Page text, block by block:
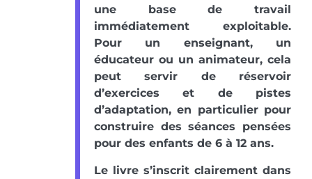
une base de travail
immédiatement exploitable.
Pour un enseignant, un
éducateur ou un animateur, cela
peut servir de réservoir
d’exercices et de pistes
d’adaptation, en particulier pour
construire des séances pensées
pour des enfants de 6 à 12 ans.
Le livre s’inscrit clairement dans